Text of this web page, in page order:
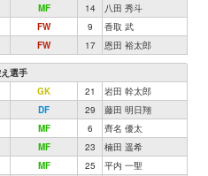
MF 14
八田 秀斗
FW 9
香取 武
FW 17 恩田 裕太郎
選手
GK 21
岩田 幹太郎
DF 29
藤田 明日翔
MF 6
齊名 優太
MF 23
楠田 遥希
MF 25
平内 一聖